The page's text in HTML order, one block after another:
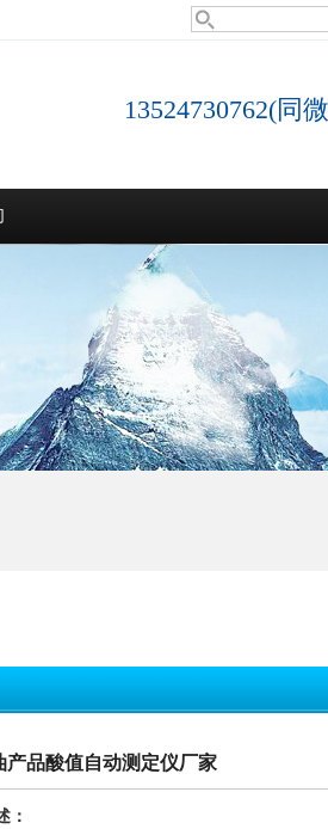
13524730762(同
产品酸值自动测定仪厂家
：